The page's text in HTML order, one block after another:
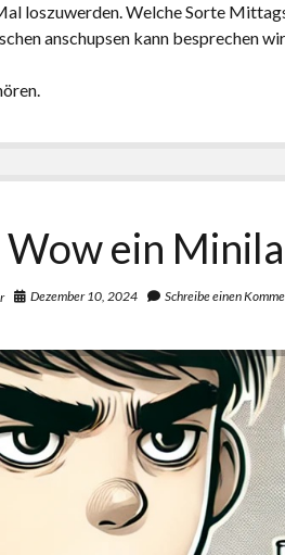
loszuwerden. Welche Sorte
anschupsen kann besprechen
Wow ein
Dezember 10, 2024 Schreibe einen